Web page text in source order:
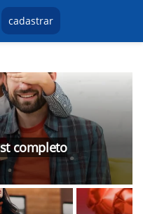
cadastrar
completo